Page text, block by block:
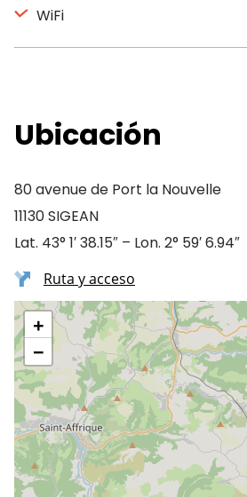
WiFi
Ubicación
80 avenue de Port la Nouvelle
11130 SIGEAN
Lat. 43° 1′ 38.15″ – Lon. 2° 59′ 6.94″
Ruta y acceso
+
−